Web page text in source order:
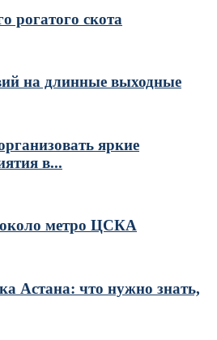
рогатого скота
на длинные выходные
яркие
в...
метро ЦСКА
Астана: что нужно знать,